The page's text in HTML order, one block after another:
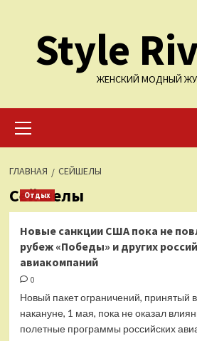
содержимомуStyle
ЖЕНСКИЙ МОДНЫЙ
меню
ГЛАВНАЯ СЕЙШЕЛЫ
Сейшелы
Отдых
Новые санкции США пока не
рубеж «Победы» и других
авиакомпаний
0
Новый пакет ограничений,
накануне, 1 мая, пока не оказал
полетные программы российских